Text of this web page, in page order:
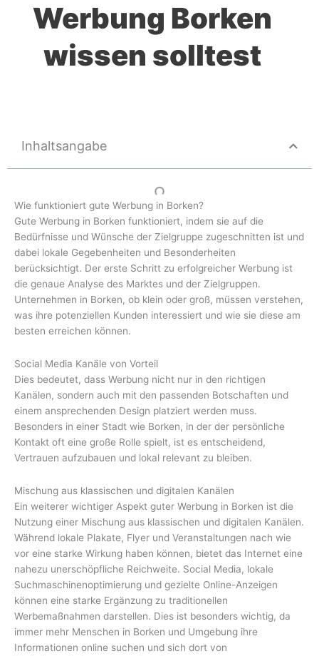
Werbung Borken
wissen solltest
Inhaltsangabe
Wie funktioniert gute Werbung in Borken?
Gute Werbung in Borken funktioniert, indem sie auf die
Bedürfnisse und Wünsche der Zielgruppe zugeschnitten ist und
dabei lokale Gegebenheiten und Besonderheiten
berücksichtigt. Der erste Schritt zu erfolgreicher Werbung ist
die genaue Analyse des Marktes und der Zielgruppen.
Unternehmen in Borken, ob klein oder groß, müssen verstehen,
was ihre potenziellen Kunden interessiert und wie sie diese am
besten erreichen können.
Social Media Kanäle von Vorteil
Dies bedeutet, dass Werbung nicht nur in den richtigen
Kanälen, sondern auch mit den passenden Botschaften und
einem ansprechenden Design platziert werden muss.
Besonders in einer Stadt wie Borken, in der der persönliche
Kontakt oft eine große Rolle spielt, ist es entscheidend,
Vertrauen aufzubauen und lokal relevant zu bleiben.
Mischung aus klassischen und digitalen Kanälen
Ein weiterer wichtiger Aspekt guter Werbung in Borken ist die
Nutzung einer Mischung aus klassischen und digitalen Kanälen.
Während lokale Plakate, Flyer und Veranstaltungen nach wie
vor eine starke Wirkung haben können, bietet das Internet eine
nahezu unerschöpfliche Reichweite. Social Media, lokale
Suchmaschinenoptimierung und gezielte Online-Anzeigen
können eine starke Ergänzung zu traditionellen
Werbemaßnahmen darstellen. Dies ist besonders wichtig, da
immer mehr Menschen in Borken und Umgebung ihre
Informationen online suchen und sich dort von